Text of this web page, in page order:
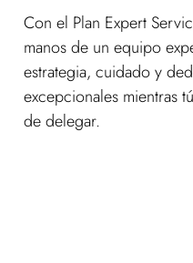
Con el Plan Expert
manos de un equipo
estrategia, cuidado y
excepcionales mientras
de delegar.